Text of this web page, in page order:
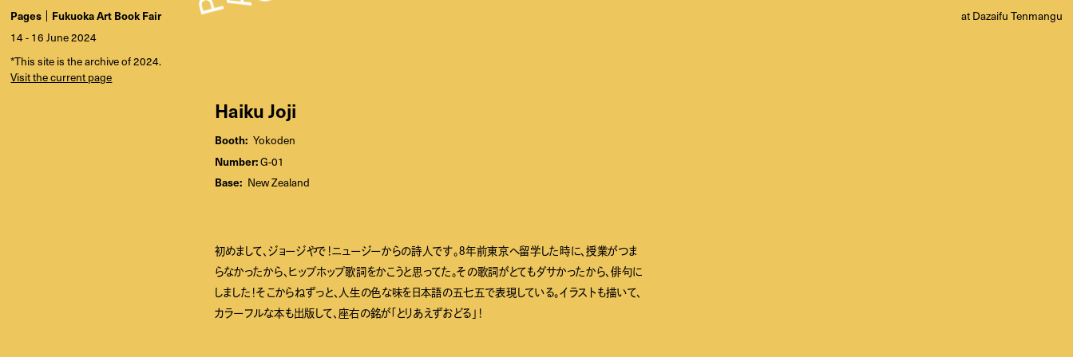
Pages Fukuoka Art Book Fair
at Dazaifu Tenmangu
14 - 16 June 2024
*This site is the archive of 2024.
Visit the current page
Haiku Joji
Booth: Yokoden
Number:G-01
Base: New Zealand
初めまして、ジョージやで！ニュージーからの詩人です。８年前東京へ留学した時に、授業がつま
らなかったから、ヒップホップ歌詞をかこうと思ってた。その歌詞がとてもダサかったから、俳句に
しました！そこからねずっと、人生の色な味を日本語の五七五で表現している。イラストも描いて、
カラーフルな本も出版して、座右の銘が「とりあえずおどる」！